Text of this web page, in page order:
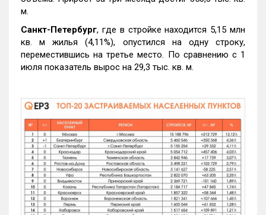
м.
Санкт-Петербург, где в стройке находится 5,15 млн
кв. м жилья (4,11%), опустился на одну строку,
переместившись на третье место. По сравнению с 1
июля показатель вырос на 29,3 тыс. кв. м.